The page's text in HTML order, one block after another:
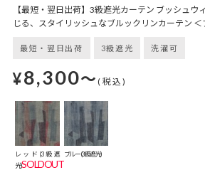
【最短・翌日出荷】3級遮光カーテン ブッシュウ
じる、スタイリッシュなブルックリンカーテン ＜
最短・翌日出荷 3級遮光 洗濯可
¥8,300～(税込)
レッド(3級遮
光)SOLDOUT
ブルー(3級遮光)